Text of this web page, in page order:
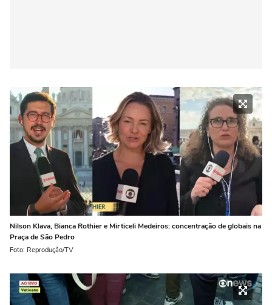
Nilson Klava, Bianca Rothier e Mirticeli Medeiros: concentração de globais na
Praça de São Pedro
Foto: Reprodução/TV